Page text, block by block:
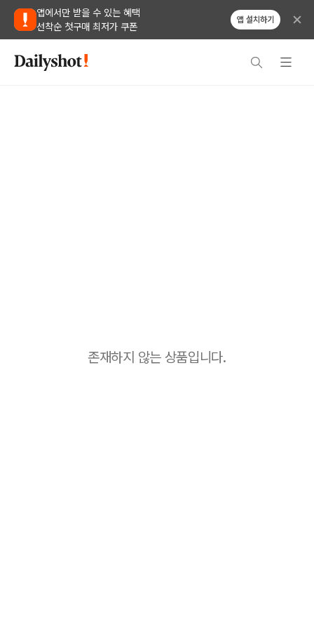
앱에서만 받을 수 있는 혜택
선착순 첫구매 최저가 쿠폰
앱 설치하기
존재하지 않는 상품입니다.